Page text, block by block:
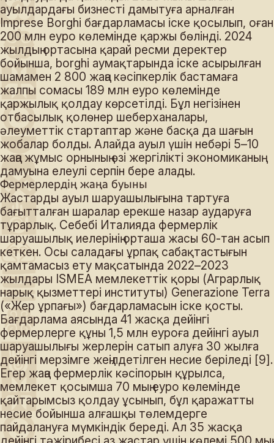
ауылдардағы бизнесті дамытуға арналған
Imprese Borghi бағдарламасы іске қосылып, оған
200 млн еуро көлемінде қаржы бөлінді. 2024
жылдың ортасына қарай ресми деректер
бойынша, borghi аумақтарында іске асырылған
шамамен 2 800 жаңа кәсіпкерлік бастамаға
жалпы сомасы 189 млн еуро көлемінде
қаржылық қолдау көрсетілді. Бұл негізінен
отбасылық қолөнер шеберханалары,
әлеуметтік стартаптар және басқа да шағын
жобалар болды. Алайда ауыл үшін небәрі 5–10
жаңа жұмыс орнының өзі жергілікті экономиканың
дамуына елеулі серпін бере алады.
Фермерлердің жаңа буыны
Жастарды ауыл шаруашылығына тартуға
бағытталған шаралар ерекше назар аударуға
тұрарлық. Себебі Италияда фермерлік
шаруашылық иелерінің орташа жасы 60-тан асып
кеткен. Осы саладағы ұрпақ сабақтастығын
қамтамасыз ету мақсатында 2022–2023
жылдары ISMEA мемлекеттік қоры (Аграрлық
нарық қызметтері институты) Generazione Terra
(«Жер ұрпағы») бағдарламасын іске қосты.
Бағдарлама аясында 41 жасқа дейінгі
фермерлерге құны 1,5 млн еуроға дейінгі ауыл
шаруашылығы жерлерін сатып алуға 30 жылға
дейінгі мерзімге жеңілдетілген несие беріледі [9].
Егер жаңа фермерлік кәсіпорын құрылса,
мемлекет қосымша 70 мың еуро көлемінде
қайтарымсыз қолдау ұсынып, бұл қаражатты
несие бойынша алғашқы төлемдерге
пайдалануға мүмкіндік береді. Ал 35 жасқа